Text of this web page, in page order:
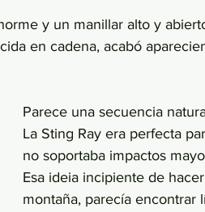
y un manillar alto y
en cadena, acabó
Parece una secuencia
La Sting Ray era perfecta
no soportaba impactos
Esa ideia incipiente de
montaña, parecía encontrar